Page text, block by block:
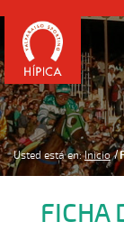
Usted está en: Inicio
FICHA